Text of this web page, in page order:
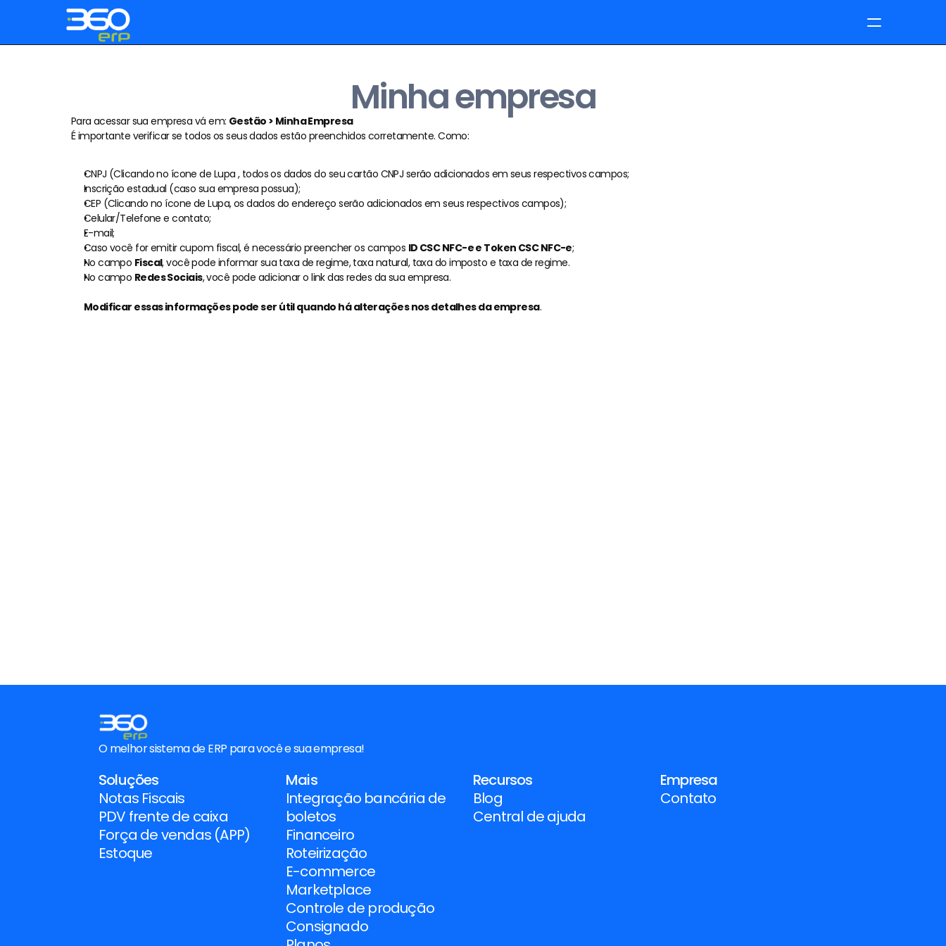
Cadastre-se
Cadastre-se
Entrar
Minha empresa
Para acessar sua empresa vá em: Gestão > Minha Empresa
É importante verificar se todos os seus dados estão preenchidos corretamente. Como:
CNPJ (Clicando no ícone de Lupa , todos os dados do seu cartão CNPJ serão adicionados em seus respectivos campos;
Inscrição estadual (caso sua empresa possua);
CEP (Clicando no ícone de Lupa, os dados do endereço serão adicionados em seus respectivos campos);
Celular/Telefone e contato;
E-mail;
Caso você for emitir cupom fiscal, é necessário preencher os campos ID CSC NFC-e e Token CSC NFC-e;
No campo Fiscal, você pode informar sua taxa de regime, taxa natural, taxa do imposto e taxa de regime.
No campo Redes Sociais, você pode adicionar o link das redes da sua empresa.
Modificar essas informações pode ser útil quando há alterações nos detalhes da empresa.
O melhor sistema de ERP para você e sua empresa!
Soluções
Notas Fiscais
PDV frente de caixa
Força de vendas (APP)
Estoque
Mais
Integração bancária de
boletos
Financeiro
Roteirização
E-commerce
Marketplace
Controle de produção
Consignado
Recursos
Blog
Central de ajuda
Empresa
Contato